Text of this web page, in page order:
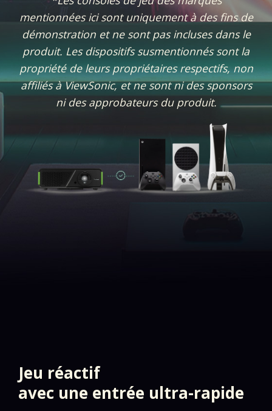
mentionnées ici sont uniquement à des fins de
démonstration et ne sont pas incluses dans le
produit. Les dispositifs susmentionnés sont la
propriété de leurs propriétaires respectifs, non
affiliés à ViewSonic, et ne sont ni des sponsors
ni des approbateurs du produit.
Jeu réactif
​avec une entrée ultra-rapide